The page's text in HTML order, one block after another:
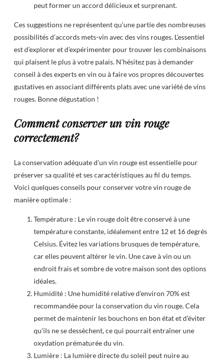
peut former un accord délicieux et surprenant.
Ces suggestions ne représentent qu’une partie des nombreuses
possibilités d’accords mets-vin avec des vins rouges. L’essentiel
est d’explorer et d’expérimenter pour trouver les combinaisons
qui plaisent le plus à votre palais. N’hésitez pas à demander
conseil à des experts en vin ou à faire vos propres découvertes
gustatives en associant différents plats avec une variété de vins
rouges. Bonne dégustation !
Comment conserver un vin rouge
correctement?
La conservation adéquate d’un vin rouge est essentielle pour
préserver sa qualité et ses caractéristiques au fil du temps.
Voici quelques conseils pour conserver votre vin rouge de
manière optimale :
Température : Le vin rouge doit être conservé à une
température constante, idéalement entre 12 et 16 degrés
Celsius. Évitez les variations brusques de température,
car elles peuvent altérer le vin. Une cave à vin ou un
endroit frais et sombre de votre maison sont des options
idéales.
Humidité : Une humidité relative d’environ 70% est
recommandée pour la conservation du vin rouge. Cela
permet de maintenir les bouchons en bon état et d’éviter
qu’ils ne se dessèchent, ce qui pourrait entraîner une
oxydation prématurée du vin.
Lumière : La lumière directe du soleil peut nuire au